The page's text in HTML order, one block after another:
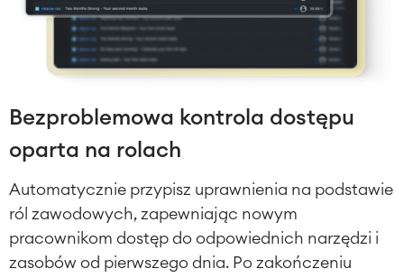
Bezproblemowa kontrola dostępu
oparta na rolach
Automatycznie przypisz uprawnienia na podstawie
ról zawodowych, zapewniając nowym
pracownikom dostęp do odpowiednich narzędzi i
zasobów od pierwszego dnia. Po zakończeniu